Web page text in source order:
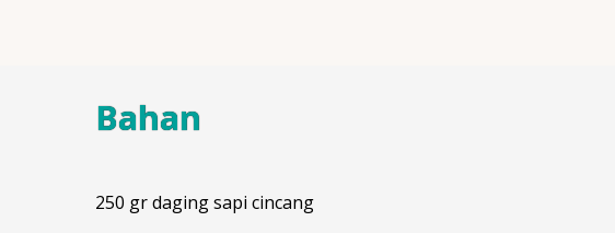
Bahan
250 gr daging sapi cincang